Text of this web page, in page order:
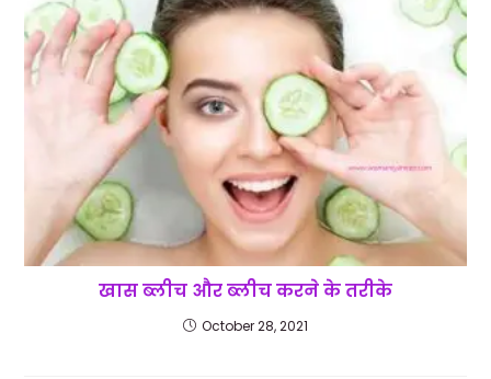
खास ब्लीच और ब्लीच करने के तरीके
October 28, 2021